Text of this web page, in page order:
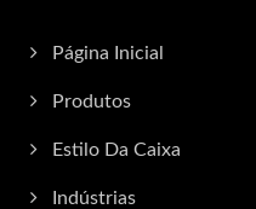
Página Inicial
Produtos
Estilo Da Caixa
Indústrias